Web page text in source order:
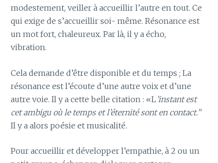
modestement, veiller à accueillir l’autre en tout. Ce
qui exige de s’accueillir soi- même. Résonance est
un mot fort, chaleureux. Par là, il y a écho,
vibration.
Cela demande d’être disponible et du temps ; La
résonance est l’écoute d’une autre voix et d’une
autre voie. Il y a cette belle citation : «L’instant est
cet ambigu où le temps et l’éternité sont en contact.”
Il y a alors poésie et musicalité.
Pour accueillir et développer l’empathie, à 2 ou un